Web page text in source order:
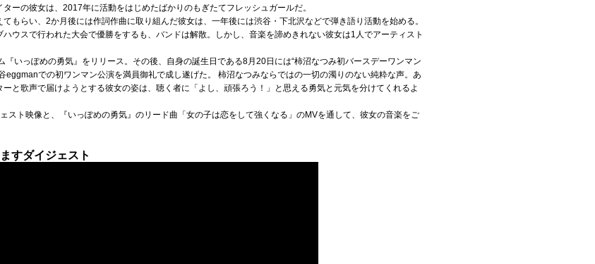
ーの彼女は、2017年に活動をはじめたばかりのもぎたてフレッシュガールだ。
もらい、2か月後には作詞作曲に取り組んだ彼女は、一年後には渋谷・下北沢などで弾き語り活動を始める。
ウスで行われた大会で優勝をするも、バンドは解散。しかし、音楽を諦めきれない彼女は1人でアーティスト
いっぽめの勇気』をリリース。その後、自身の誕生日である8月20日には“柿沼なつみ初バースデーワンマン
eggmanでの初ワンマン公演を満員御礼で成し遂げた。 柿沼なつみならではの一切の濁りのない純粋な声。あ
と歌声で届けようとする彼女の姿は、聴く者に「よし、頑張ろう！」と思える勇気と元気を分けてくれるよ
スト映像と、『いっぽめの勇気』のリード曲「女の子は恋をして強くなる」のMVを通して、彼女の音楽をご
すダイジェスト